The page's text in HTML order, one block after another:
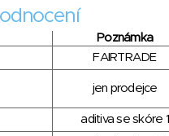
Poznámka
FAIRTRADE
jen prodejce
aditiva se skóre 1